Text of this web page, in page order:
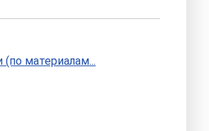
материалам...